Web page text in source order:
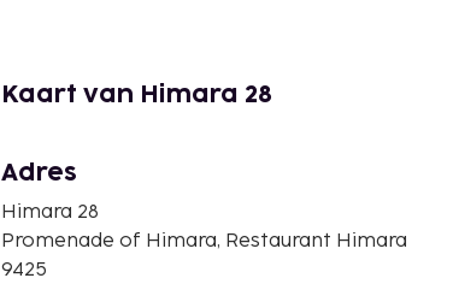
Kaart van Himara 28
Adres
Himara 28
Promenade of Himara, Restaurant Himara
9425